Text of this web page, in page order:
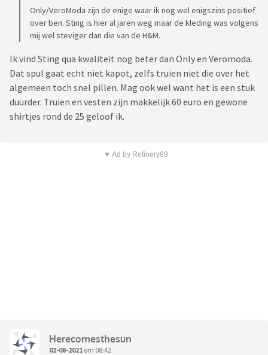
Only/VeroModa zijn de enige waar ik nog wel enigszins positief
over ben. Sting is hier al jaren weg maar de kleding was volgens
mij wel steviger dan die van de H&M.
Ik vind Sting qua kwaliteit nog beter dan Only en Veromoda.
Dat spul gaat echt niet kapot, zelfs truien niet die over het
algemeen toch snel pillen. Mag ook wel want het is een stuk
duurder. Truien en vesten zijn makkelijk 60 euro en gewone
shirtjes rond de 25 geloof ik.
▼ Ad by Refinery89
Herecomesthesun
02-08-2021 om 08:42